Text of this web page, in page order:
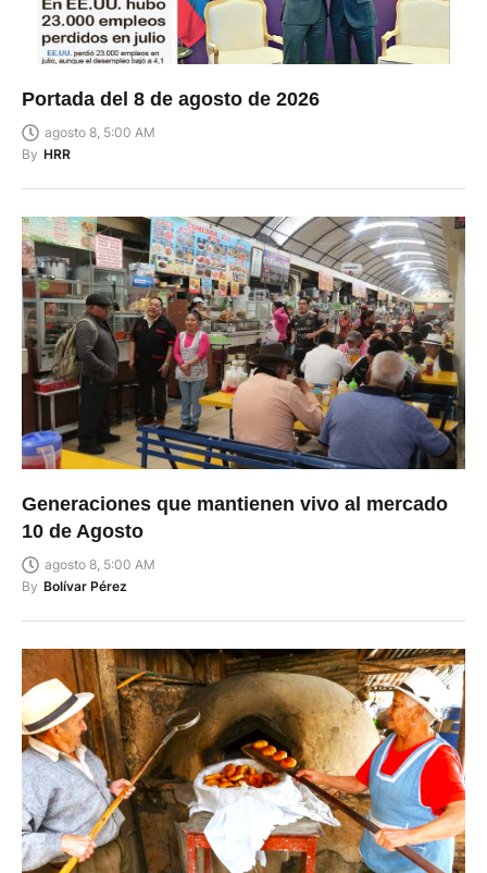
Portada del 8 de agosto de 2026
agosto 8, 5:00 AM
By HRR
Generaciones que mantienen vivo al mercado
10 de Agosto
agosto 8, 5:00 AM
By Bolívar Pérez